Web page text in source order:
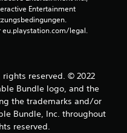
Entertainment
eu.playstation.com/legal.
rights reserved. © 2022
Bundle logo, and the
the trademarks and/or
Bundle, Inc. throughout
reserved.